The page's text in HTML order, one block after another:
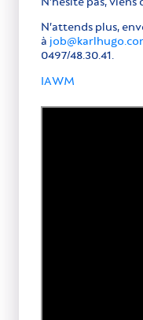
N’attends plus,
à
0497/48.30.41.
IAWM